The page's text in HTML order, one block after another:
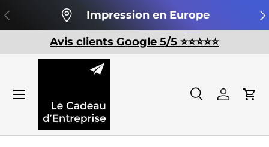
Aller au contenu
Précédent Impression en Europe
Avis clients Google 5/5 ⭐️⭐️⭐️⭐️⭐️
Recherche
Recherche
Se